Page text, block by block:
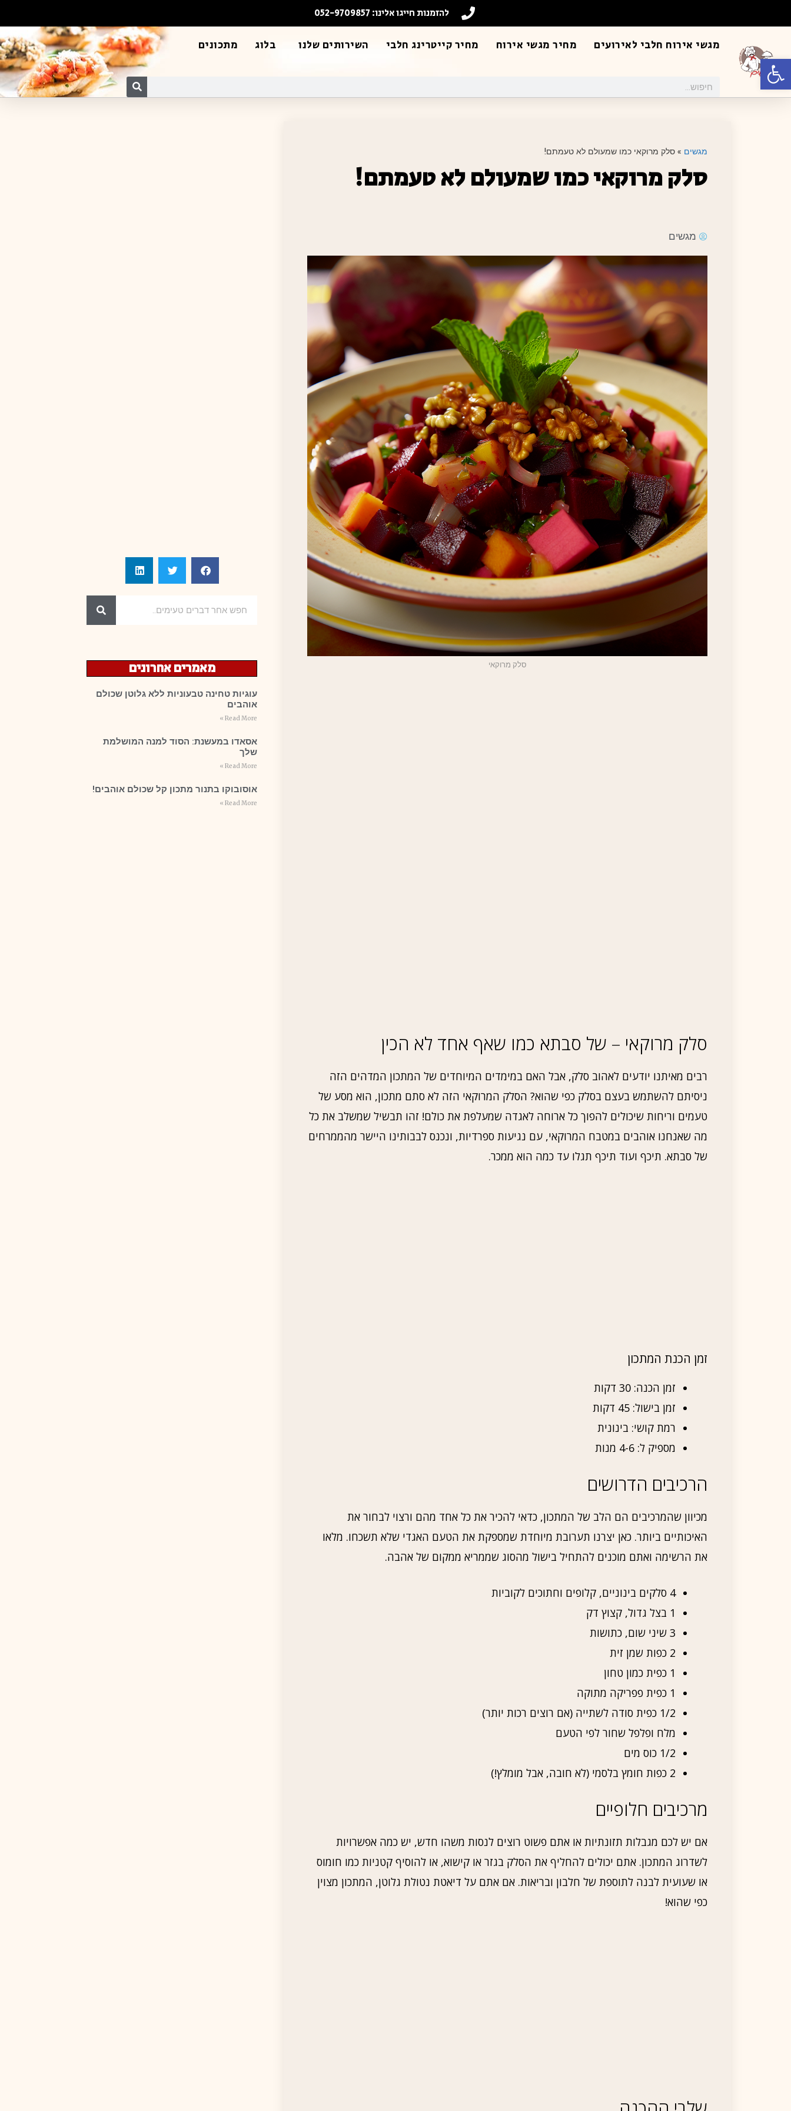
פתח סרגל נגישות
להזמנות חייגו אלינו: 052-9709857
מגשי אירוח חלבי לאירועים מחיר מגשי אירוח מחיר קייטרינג חלבי השירותים שלנו בלוג מתכונים
מגשים » סלק מרוקאי כמו שמעולם לא טעמתם!
סלק מרוקאי כמו שמעולם לא טעמתם!
מגשים
סלק מרוקאי
סלק מרוקאי – של סבתא כמו שאף אחד לא הכין
רבים מאיתנו יודעים לאהוב סלק, אבל האם במימדים המיוחדים של המתכון המדהים הזה
ניסיתם להשתמש בעצם בסלק כפי שהוא? הסלק המרוקאי הזה לא סתם מתכון, הוא מסע של
טעמים וריחות שיכולים להפוך כל ארוחה לאגדה שמעלפת את כולם! זהו תבשיל שמשלב את כל
מה שאנחנו אוהבים במטבח המרוקאי, עם נגיעות ספרדיות, ונכנס לבבותינו היישר מהממרחים
של סבתא. תיכף ועוד תיכף תגלו עד כמה הוא ממכר.
זמן הכנת המתכון
זמן הכנה: 30 דקות
זמן בישול: 45 דקות
רמת קושי: בינונית
מספיק ל: 4-6 מנות
הרכיבים הדרושים
מכיוון שהמרכיבים הם הלב של המתכון, כדאי להכיר את כל אחד מהם ורצוי לבחור את
האיכותיים ביותר. כאן יצרנו תערובת מיוחדת שמספקת את הטעם האגדי שלא תשכחו. מלאו
את הרשימה ואתם מוכנים להתחיל בישול מהסוג שממריא ממקום של אהבה.
4 סלקים בינוניים, קלופים וחתוכים לקוביות
1 בצל גדול, קצוץ דק
3 שיני שום, כתושות
2 כפות שמן זית
1 כפית כמון טחון
1 כפית פפריקה מתוקה
1/2 כפית סודה לשתייה (אם רוצים רכות יותר)
מלח ופלפל שחור לפי הטעם
1/2 כוס מים
2 כפות חומץ בלסמי (לא חובה, אבל מומלץ!)
מרכיבים חלופיים
אם יש לכם מגבלות תזונתיות או אתם פשוט רוצים לנסות משהו חדש, יש כמה אפשרויות
לשדרוג המתכון. אתם יכולים להחליף את הסלק בגזר או קישוא, או להוסיף קטניות כמו חומוס
או שעועית לבנה לתוספת של חלבון ובריאות. אם אתם על דיאטת נטולת גלוטן, המתכון מצוין
כפי שהוא!
מאמרים אחרונים
עוגיות טחינה טבעוניות ללא גלוטן שכולם
אוהבים
Read More »
אסאדו במעשנת: הסוד למנה המושלמת
שלך
Read More »
אוסובוקו בתנור מתכון קל שכולם אוהבים!
Read More »